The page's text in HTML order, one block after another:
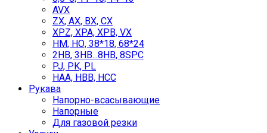
AVX
ZX, AX, BX, CX
XPZ, XPA, XPB, VX
НМ, НО, 38*18, 68*24
2НВ, 3НВ...8НВ, 8SPC
PJ, PK, PL
НАА, НВВ, НСС
Рукава
Напорно-всасывающие
Напорные
Для газовой резки